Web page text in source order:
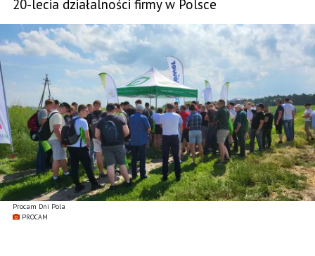
Procam Dni Pola
PROCAM
20-lecia działalności firmy w Polsce